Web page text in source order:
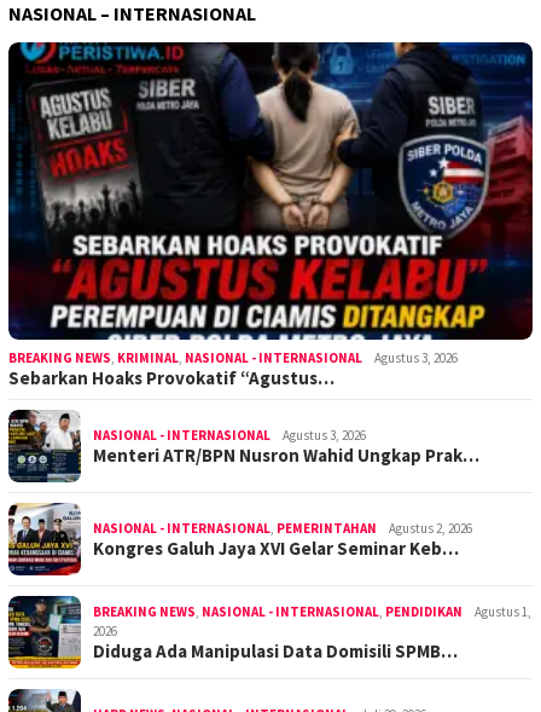
NASIONAL – INTERNASIONAL
BREAKING NEWS, KRIMINAL, NASIONAL - INTERNASIONAL Agustus 3, 2026
Sebarkan Hoaks Provokatif “Agustus…
NASIONAL - INTERNASIONAL Agustus 3, 2026
Menteri ATR/BPN Nusron Wahid Ungkap Prak…
NASIONAL - INTERNASIONAL, PEMERINTAHAN Agustus 2, 2026
Kongres Galuh Jaya XVI Gelar Seminar Keb…
BREAKING NEWS, NASIONAL - INTERNASIONAL, PENDIDIKAN
Agustus 1,
2026
Diduga Ada Manipulasi Data Domisili SPMB…